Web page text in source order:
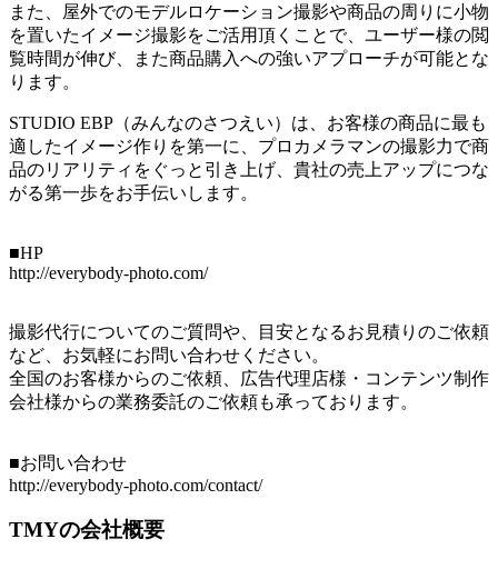
また、屋外でのモデルロケーション撮影や商品の周りに小物
を置いたイメージ撮影をご活用頂くことで、ユーザー様の閲
覧時間が伸び、また商品購入への強いアプローチが可能とな
ります。
STUDIO EBP（みんなのさつえい）は、お客様の商品に最も
適したイメージ作りを第一に、プロカメラマンの撮影力で商
品のリアリティをぐっと引き上げ、貴社の売上アップにつな
がる第一歩をお手伝いします。
■HP
http://everybody-photo.com/
撮影代行についてのご質問や、目安となるお見積りのご依頼
など、お気軽にお問い合わせください。
全国のお客様からのご依頼、広告代理店様・コンテンツ制作
会社様からの業務委託のご依頼も承っております。
■お問い合わせ
http://everybody-photo.com/contact/
TMYの会社概要